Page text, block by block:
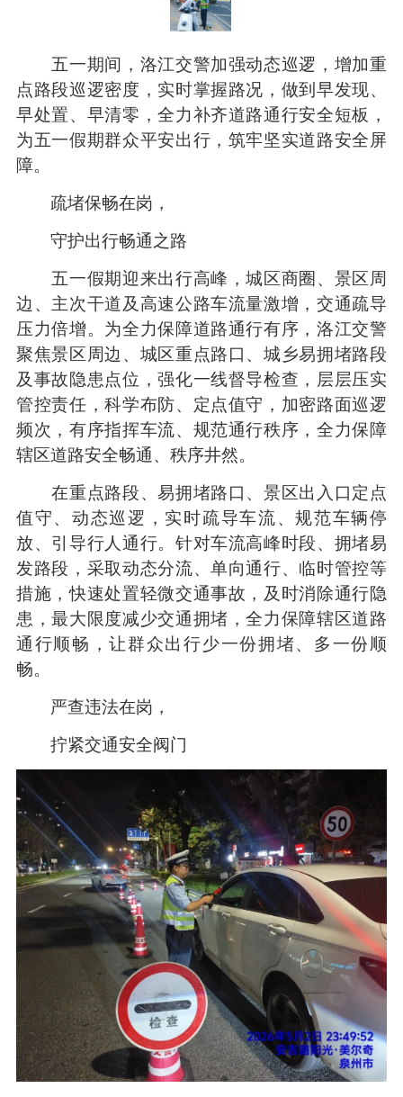
五一期间，洛江交警加强动态巡逻，增加重
点路段巡逻密度，实时掌握路况，做到早发现、
早处置、早清零，全力补齐道路通行安全短板，
为五一假期群众平安出行，筑牢坚实道路安全屏
障。
疏堵保畅在岗，
守护出行畅通之路
五一假期迎来出行高峰，城区商圈、景区周
边、主次干道及高速公路车流量激增，交通疏导
压力倍增。为全力保障道路通行有序，洛江交警
聚焦景区周边、城区重点路口、城乡易拥堵路段
及事故隐患点位，强化一线督导检查，层层压实
管控责任，科学布防、定点值守，加密路面巡逻
频次，有序指挥车流、规范通行秩序，全力保障
辖区道路安全畅通、秩序井然。
在重点路段、易拥堵路口、景区出入口定点
值守、动态巡逻，实时疏导车流、规范车辆停
放、引导行人通行。针对车流高峰时段、拥堵易
发路段，采取动态分流、单向通行、临时管控等
措施，快速处置轻微交通事故，及时消除通行隐
患，最大限度减少交通拥堵，全力保障辖区道路
通行顺畅，让群众出行少一份拥堵、多一份顺
畅。
严查违法在岗，
拧紧交通安全阀门